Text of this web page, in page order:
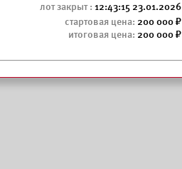
12:43:15 23.01.2026
200 000
200 000